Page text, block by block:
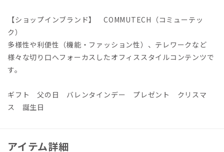
【ショップインブランド】 COMMUTECH（コミューテッ
ク）
多様性や利便性（機能・ファッション性）、テレワークなど
様々な切り口へフォーカスしたオフィススタイルコンテンツで
す。
ギフト 父の日 バレンタインデー プレゼント クリスマ
ス 誕生日
アイテム詳細